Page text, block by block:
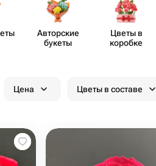
Авторские
букеты
Цветы в
коробке
Цена Цветы в составе